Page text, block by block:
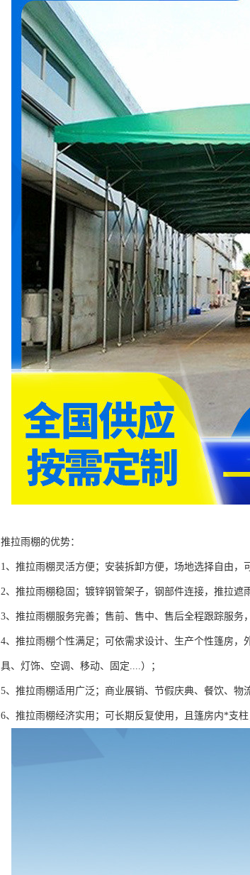
推拉雨棚的优势：
1、推拉雨棚灵活方便；安装拆卸方便，场地选择自由，
2、推拉雨棚稳固；镀锌钢管架子，钢部件连接，推拉遮
3、推拉雨棚服务完善；售前、售中、售后全程跟踪服务
4、推拉雨棚个性满足；可依需求设计、生产个性篷房
具、灯饰、空调、移动、固定....）；
5、推拉雨棚适用广泛；商业展销、节假庆典、餐饮、物
6、推拉雨棚经济实用；可长期反复使用，且篷房内*支柱